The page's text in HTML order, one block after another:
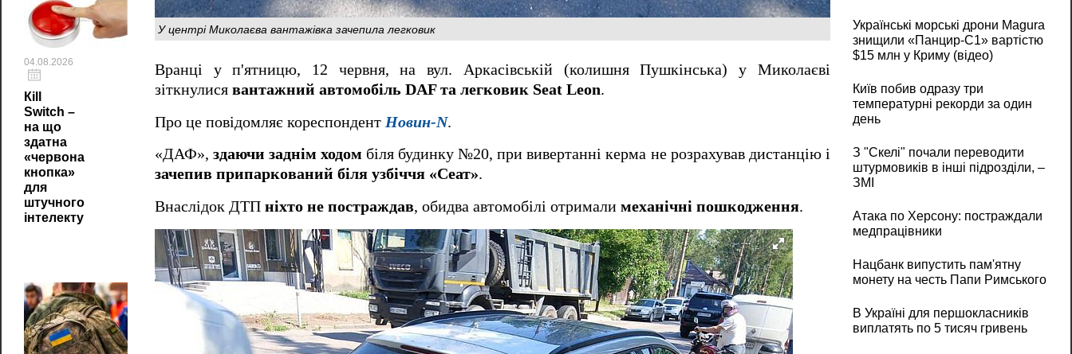
04.08.2026
Кill
Switch –
на що
здатна
«червона
кнопка»
для
штучного
інтелекту
У центрі Миколаєва вантажівка зачепила легковик
Вранці у п'ятницю, 12 червня, на вул. Аркасівській (колишня Пушкінська) у Миколаєві
зіткнулися вантажний автомобіль DAF та легковик Seat Leon.
Про це повідомляє кореспондент Новин-N.
«ДАФ»,здаючи заднім ходом біля будинку №20, при вивертанні керма не розрахував дистанцію і
зачепив припаркований біля узбіччя «Сеат».
Внаслідок ДТП ніхто не постраждав, обидва автомобілі отримали механічні пошкодження.
Українські морські дрони Magura
знищили «Панцир-С1» вартістю
$15 млн у Криму (відео)
Київ побив одразу три
температурні рекорди за один
день
З "Скелі" почали переводити
штурмовиків в інші підрозділи, –
ЗМІ
Атака по Херсону: постраждали
медпрацівники
Нацбанк випустить пам'ятну
монету на честь Папи Римського
В Україні для першокласників
виплатять по 5 тисяч гривень